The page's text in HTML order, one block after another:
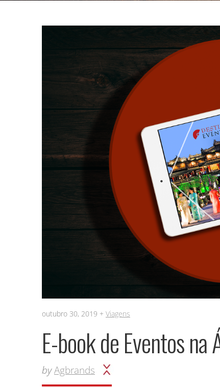
outubro 30, 2019 + Viagens
E-book de Eventos na
byAgbrands